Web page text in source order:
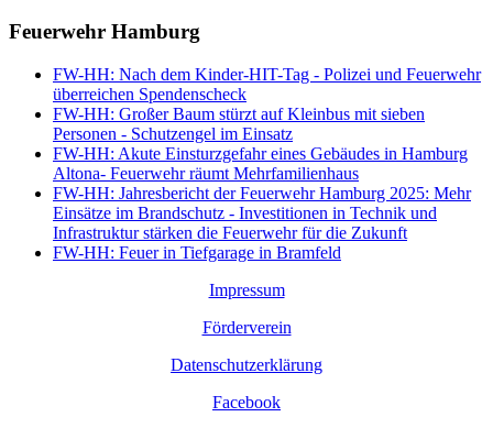
Feuerwehr Hamburg
FW-HH: Nach dem Kinder-HIT-Tag - Polizei und Feuerwehr
überreichen Spendenscheck
FW-HH: Großer Baum stürzt auf Kleinbus mit sieben
Personen - Schutzengel im Einsatz
FW-HH: Akute Einsturzgefahr eines Gebäudes in Hamburg
Altona- Feuerwehr räumt Mehrfamilienhaus
FW-HH: Jahresbericht der Feuerwehr Hamburg 2025: Mehr
Einsätze im Brandschutz - Investitionen in Technik und
Infrastruktur stärken die Feuerwehr für die Zukunft
FW-HH: Feuer in Tiefgarage in Bramfeld
Impressum
Förderverein
Datenschutzerklärung
Facebook